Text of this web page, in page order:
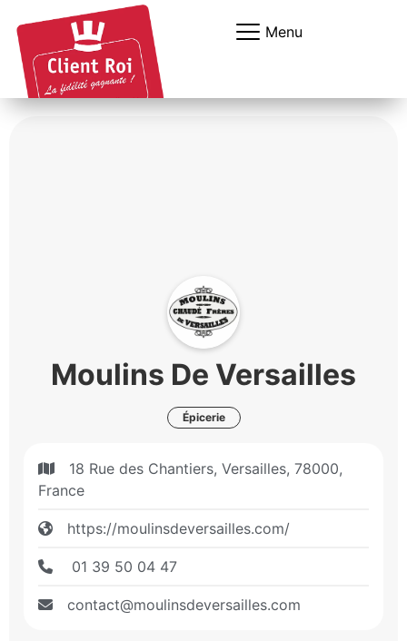
Menu
Moulins De Versailles
Épicerie
18 Rue des Chantiers, Versailles, 78000,
France
https://moulinsdeversailles.com/
01 39 50 04 47
contact@moulinsdeversailles.com
Panneau de gestion des cookies